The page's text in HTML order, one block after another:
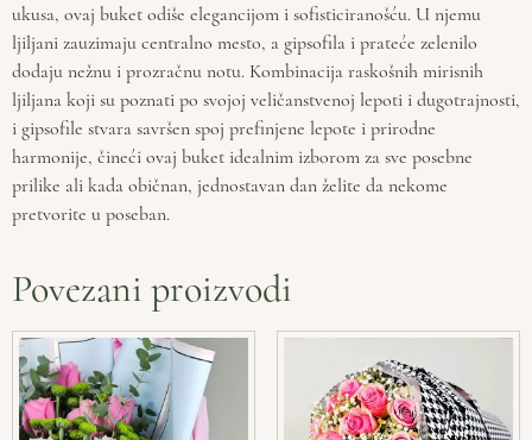
ukusa, ovaj buket odiše elegancijom i sofisticiranošću. U njemu
ljiljani zauzimaju centralno mesto, a gipsofila i prateće zelenilo
dodaju nežnu i prozračnu notu. Kombinacija raskošnih mirisnih
ljiljana koji su poznati po svojoj veličanstvenoj lepoti i dugotrajnosti,
i gipsofile stvara savršen spoj prefinjene lepote i prirodne
harmonije, čineći ovaj buket idealnim izborom za sve posebne
prilike ali kada običnan, jednostavan dan želite da nekome
pretvorite u poseban.
Povezani proizvodi